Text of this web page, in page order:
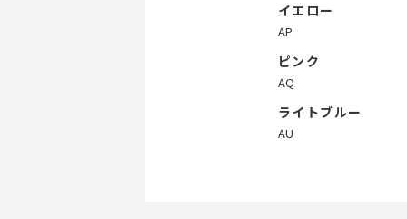
イエロー
AP
ピンク
AQ
ライトブルー
AU